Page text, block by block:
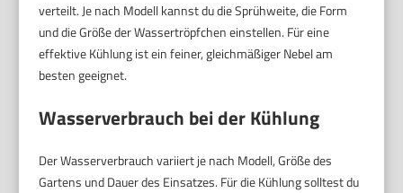
verteilt. Je nach Modell kannst du die Sprühweite, die Form
und die Größe der Wassertröpfchen einstellen. Für eine
effektive Kühlung ist ein feiner, gleichmäßiger Nebel am
besten geeignet.
Wasserverbrauch bei der Kühlung
Der Wasserverbrauch variiert je nach Modell, Größe des
Gartens und Dauer des Einsatzes. Für die Kühlung solltest du